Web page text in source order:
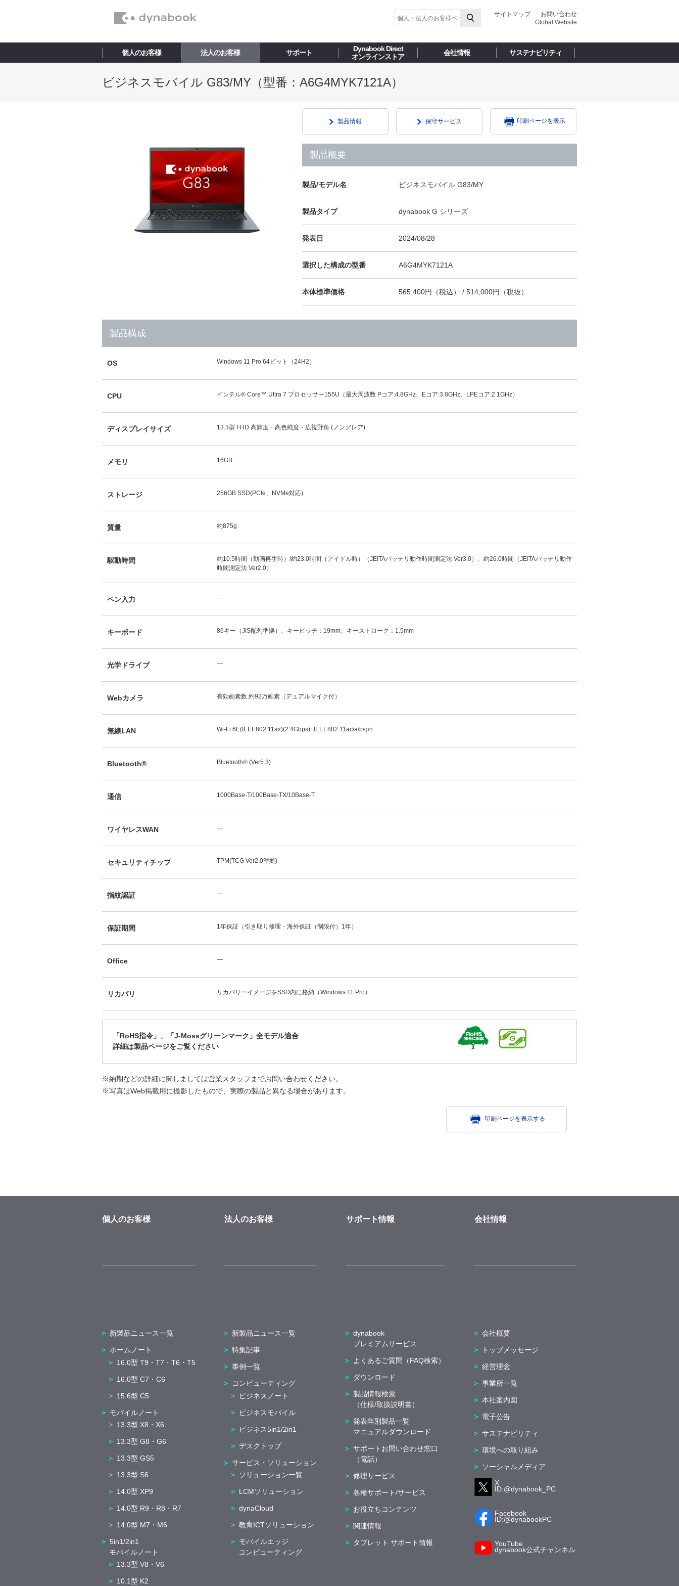
お問い合わせ
サイトマップ
Global Website
個人のお客様 法人のお客様 サポート
Dynabook Direct
オンラインストア
会社情報 サステナビリティ
ビジネスモバイル G83/MY（型番：A6G4MYK7121A）
製品情報 保守サービス 印刷ページを表示
製品概要
製品/モデル名 ビジネスモバイル G83/MY
製品タイプ dynabook G シリーズ
発表日 2024/08/28
選択した構成の型番 A6G4MYK7121A
本体標準価格 565,400円（税込） / 514,000円（税抜）
製品構成
OS Windows 11 Pro 64ビット（24H2）
CPU インテル® Core™ Ultra 7 プロセッサー155U（最大周波数 Pコア:4.8GHz、Eコア:3.8GHz、LPEコア:2.1GHz）
ディスプレイサイズ 13.3型 FHD 高輝度・高色純度・広視野角 (ノングレア)
メモリ 16GB
ストレージ 256GB SSD(PCIe、NVMe対応)
質量 約875g
駆動時間
約10.5時間（動画再生時）/約23.0時間（アイドル時）（JEITAバッテリ動作時間測定法 Ver3.0）、約26.0時間（JEITAバッテリ動作
時間測定法 Ver2.0）
ペン入力 ―
キーボード 86キー（JIS配列準拠）、キーピッチ：19mm、キーストローク：1.5mm
光学ドライブ ―
Webカメラ 有効画素数 約92万画素（デュアルマイク付）
無線LAN Wi-Fi 6E(IEEE802.11ax)(2.4Gbps)+IEEE802.11ac/a/b/g/n
Bluetooth® Bluetooth® (Ver5.3)
通信 1000Base-T/100Base-TX/10Base-T
ワイヤレスWAN ―
セキュリティチップ TPM(TCG Ver2.0準拠)
指紋認証 ―
保証期間 1年保証（引き取り修理・海外保証（制限付）1年）
Office ―
リカバリ リカバリーイメージをSSD内に格納（Windows 11 Pro）
「RoHS指令」、「J-Mossグリーンマーク」全モデル適合
詳細は製品ページをご覧ください
※納期などの詳細に関しましては営業スタッフまでお問い合わせください。
※写真はWeb掲載用に撮影したもので、実際の製品と異なる場合があります。
印刷ページを表示する
個人のお客様
新製品ニュース一覧
ホームノート
16.0型 T9・T7・T6・T5
16.0型 C7・C6
15.6型 C5
モバイルノート
13.3型 X8・X6
13.3型 G8・G6
13.3型 GS5
13.3型 S6
14.0型 XP9
14.0型 R9・R8・R7
14.0型 M7・M6
5in1/2in1
モバイルノート
13.3型 V8・V6
10.1型 K2
法人のお客様
新製品ニュース一覧
特集記事
事例一覧
コンピューティング
ビジネスノート
ビジネスモバイル
ビジネス5in1/2in1
デスクトップ
サービス・ソリューション
ソリューション一覧
LCMソリューション
dynaCloud
教育ICTソリューション
モバイルエッジ
コンピューティング
サポート情報
dynabook
プレミアムサービス
よくあるご質問（FAQ検索）
ダウンロード
製品情報検索
（仕様/取扱説明書）
発表年別製品一覧
マニュアルダウンロード
サポートお問い合わせ窓口
（電話）
修理サービス
各種サポート/サービス
お役立ちコンテンツ
関連情報
タブレット サポート情報
会社情報
会社概要
トップメッセージ
経営理念
事業所一覧
本社案内図
電子公告
サステナビリティ
環境への取り組み
ソーシャルメディア
X
ID:@dynabook_PC
Facebook
ID:@dynabookPC
YouTube
dynabook公式チャンネル